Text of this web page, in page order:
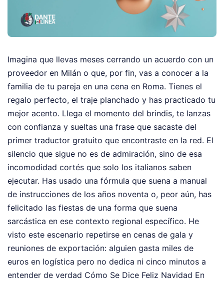
Imagina que llevas meses cerrando un acuerdo con un
proveedor en Milán o que, por fin, vas a conocer a la
familia de tu pareja en una cena en Roma. Tienes el
regalo perfecto, el traje planchado y has practicado tu
mejor acento. Llega el momento del brindis, te lanzas
con confianza y sueltas una frase que sacaste del
primer traductor gratuito que encontraste en la red. El
silencio que sigue no es de admiración, sino de esa
incomodidad cortés que solo los italianos saben
ejecutar. Has usado una fórmula que suena a manual
de instrucciones de los años noventa o, peor aún, has
felicitado las fiestas de una forma que suena
sarcástica en ese contexto regional específico. He
visto este escenario repetirse en cenas de gala y
reuniones de exportación: alguien gasta miles de
euros en logística pero no dedica ni cinco minutos a
entender de verdad Cómo Se Dice Feliz Navidad En